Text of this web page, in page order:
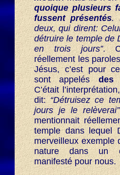
quoique plusieurs
fussent présentés.
deux, qui dirent:
détruire le temple de
en trois jours”.
réellement les
Jésus, c’est pour
sont appelésdes
C’était
dit:“Détruisez ce
jours je le relèverai”
mentionnait
temple dans lequel
merveilleux exemple
nature dans un
manifesté pour nous.